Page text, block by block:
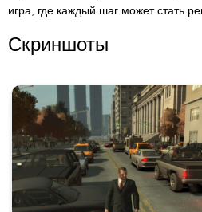
игра, где каждый шаг может стать
Скриншоты